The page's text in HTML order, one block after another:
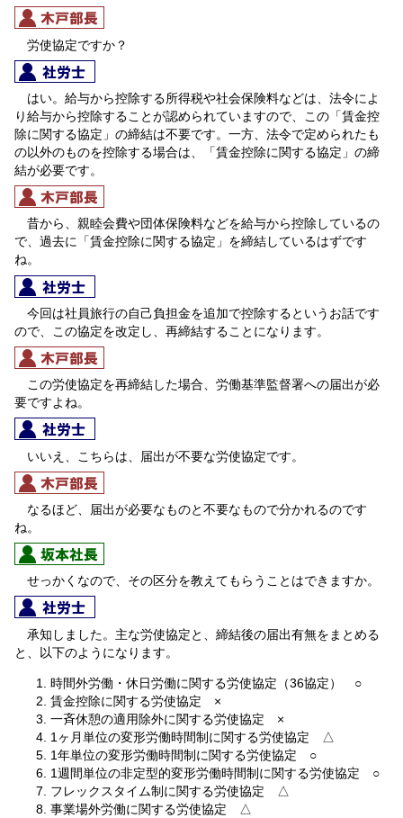
労使協定ですか？
はい。給与から控除する所得税や社会保険料などは、法令によ
り給与から控除することが認められていますので、この「賃金控
除に関する協定」の締結は不要です。一方、法令で定められたも
の以外のものを控除する場合は、「賃金控除に関する協定」の締
結が必要です。
昔から、親睦会費や団体保険料などを給与から控除しているの
で、過去に「賃金控除に関する協定」を締結しているはずです
ね。
今回は社員旅行の自己負担金を追加で控除するというお話です
ので、この協定を改定し、再締結することになります。
この労使協定を再締結した場合、労働基準監督署への届出が必
要ですよね。
いいえ、こちらは、届出が不要な労使協定です。
なるほど、届出が必要なものと不要なもので分かれるのです
ね。
せっかくなので、その区分を教えてもらうことはできますか。
承知しました。主な労使協定と、締結後の届出有無をまとめる
と、以下のようになります。
時間外労働・休日労働に関する労使協定（36協定） ○
賃金控除に関する労使協定 ×
一斉休憩の適用除外に関する労使協定 ×
1ヶ月単位の変形労働時間制に関する労使協定 △
1年単位の変形労働時間制に関する労使協定 ○
1週間単位の非定型的変形労働時間制に関する労使協定 ○
フレックスタイム制に関する労使協定 △
事業場外労働に関する労使協定 △